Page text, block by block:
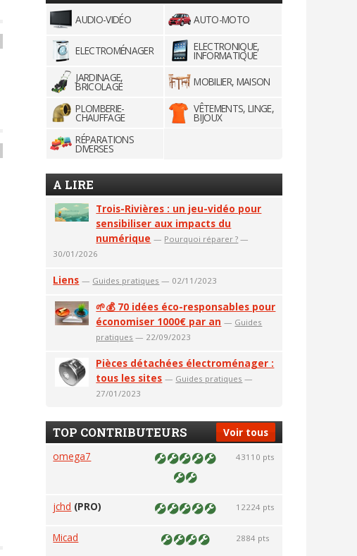
AUDIO-VIDÉO AUTO-MOTO
ELECTROMÉNAGER ELECTRONIQUE,
INFORMATIQUE
JARDINAGE,
BRICOLAGE
MOBILIER, MAISON
PLOMBERIE-
CHAUFFAGE
VÊTEMENTS, LINGE,
BIJOUX
RÉPARATIONS
DIVERSES
A LIRE
Trois-Rivières : un jeu-vidéo pour
sensibiliser aux impacts du
numérique — Pourquoi réparer ? —
30/01/2026
Liens — Guides pratiques — 02/11/2023
🌱💰 70 idées éco-responsables pour
économiser 1000€ par an — Guides
pratiques — 22/09/2023
Pièces détachées électroménager :
tous les sites — Guides pratiques —
27/01/2023
Voir tous
TOP CONTRIBUTEURS
omega7 43110 pts
jchd (PRO) 12224 pts
Micad 2884 pts